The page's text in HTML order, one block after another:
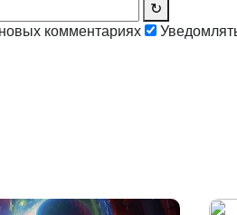
↻
комментариях